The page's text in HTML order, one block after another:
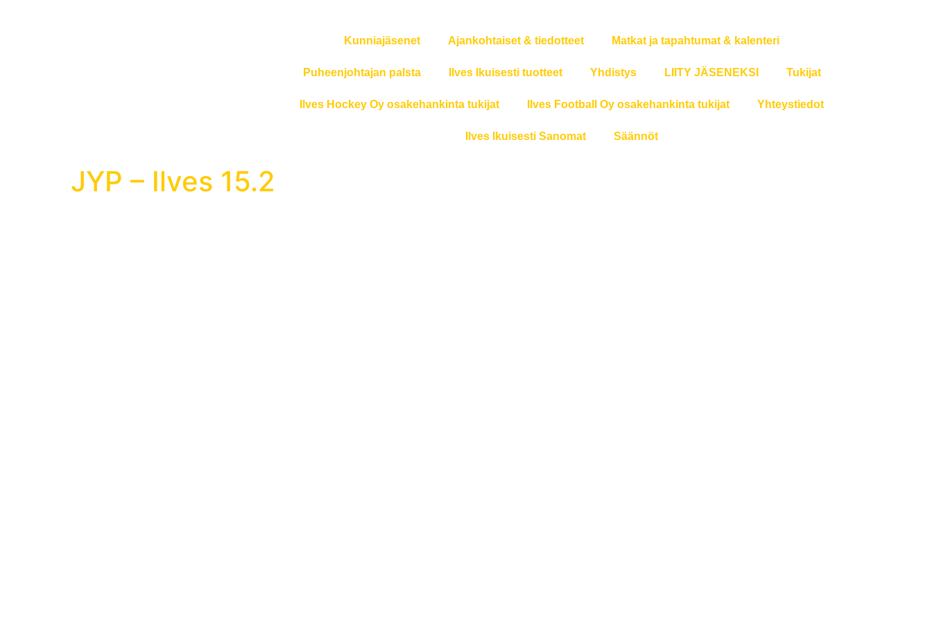
Kunniajäsenet Ajankohtaiset & tiedotteet Matkat ja tapahtumat & kalenteri
Puheenjohtajan palsta Ilves Ikuisesti tuotteet Yhdistys LIITY JÄSENEKSI Tukijat
Ilves Hockey Oy osakehankinta tukijat Ilves Football Oy osakehankinta tukijat Yhteystiedot
Ilves Ikuisesti Sanomat Säännöt
JYP – Ilves 15.2